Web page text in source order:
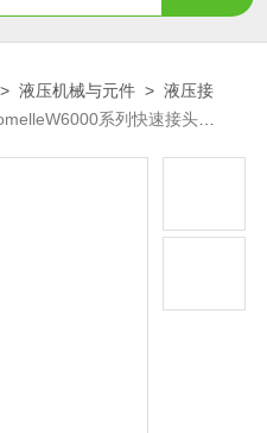
>液压机械与元件 >液压接
系列快速接头